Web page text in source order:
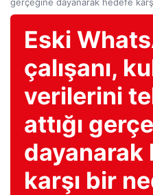
Eski
çalışanı,
verilerini
attığı
dayanarak
karşı bir